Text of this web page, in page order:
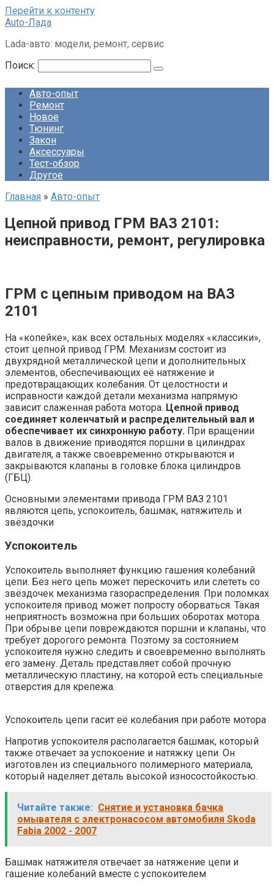
Перейти к контенту
Auto-Лада
Lada-авто: модели, ремонт, сервис
Поиск:
Авто-опыт
Ремонт
Новое
Тюнинг
Закон
Аксессуары
Тест-обзор
Другое
Главная » Авто-опыт
Цепной привод ГРМ ВАЗ 2101:
неисправности, ремонт, регулировка
ГРМ с цепным приводом на ВАЗ
2101
На «копейке», как всех остальных моделях «классики»,
стоит цепной привод ГРМ. Механизм состоит из
двухрядной металлической цепи и дополнительных
элементов, обеспечивающих её натяжение и
предотвращающих колебания. От целостности и
исправности каждой детали механизма напрямую
зависит слаженная работа мотора. Цепной привод
соединяет коленчатый и распределительный вал и
обеспечивает их синхронную работу. При вращении
валов в движение приводятся поршни в цилиндрах
двигателя, а также своевременно открываются и
закрываются клапаны в головке блока цилиндров
(ГБЦ).
Основными элементами привода ГРМ ВАЗ 2101
являются цепь, успокоитель, башмак, натяжитель и
звёздочки
Успокоитель
Успокоитель выполняет функцию гашения колебаний
цепи. Без него цепь может перескочить или слететь со
звёздочек механизма газораспределения. При поломках
успокоителя привод может попросту оборваться. Такая
неприятность возможна при больших оборотах мотора.
При обрыве цепи повреждаются поршни и клапаны, что
требует дорогого ремонта. Поэтому за состоянием
успокоителя нужно следить и своевременно выполнять
его замену. Деталь представляет собой прочную
металлическую пластину, на которой есть специальные
отверстия для крепежа.
Успокоитель цепи гасит её колебания при работе мотора
Напротив успокоителя располагается башмак, который
также отвечает за успокоение и натяжку цепи. Он
изготовлен из специального полимерного материала,
который наделяет деталь высокой износостойкостью.
Читайте также: Снятие и установка бачка
омывателя с электронасосом автомобиля Skoda
Fabia 2002 - 2007
Башмак натяжителя отвечает за натяжение цепи и
гашение колебаний вместе с успокоителем